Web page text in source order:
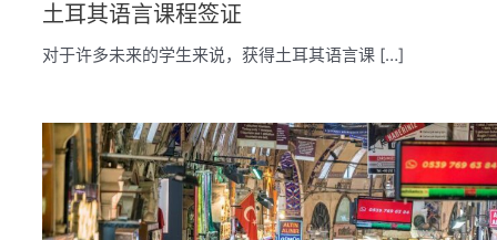
土耳其语言课程签证
对于许多未来的学生来说，获得土耳其语言课 […]